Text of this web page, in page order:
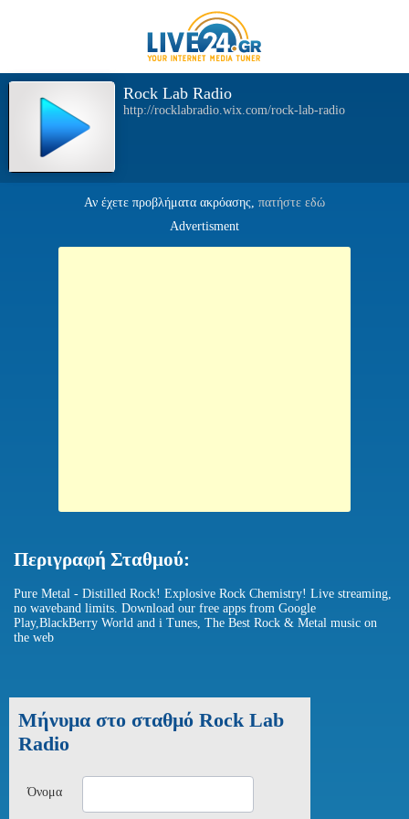
Rock Lab Radio
http://rocklabradio.wix.com/rock-lab-radio
Αν έχετε προβλήματα ακρόασης, πατήστε εδώ
Advertisment
Περιγραφή Σταθμού:
Pure Metal - Distilled Rock! Explosive Rock Chemistry! Live streaming,
no waveband limits. Download our free apps from Google
Play,BlackBerry World and i Tunes, The Best Rock & Metal music on
the web
Μήνυμα στο σταθμό Rock Lab
Radio
Όνομα